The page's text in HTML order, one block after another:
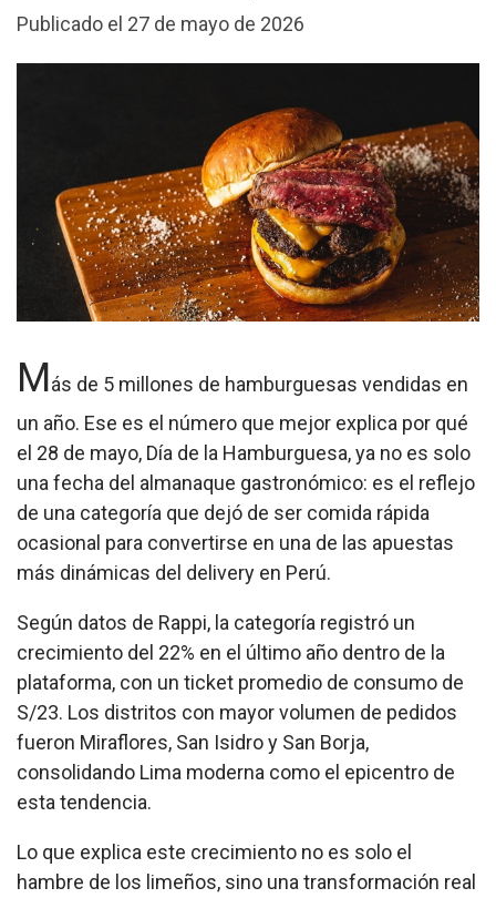
Publicado el 27 de mayo de 2026
Más de 5 millones de hamburguesas vendidas en
un año. Ese es el número que mejor explica por qué
el 28 de mayo, Día de la Hamburguesa, ya no es solo
una fecha del almanaque gastronómico: es el reflejo
de una categoría que dejó de ser comida rápida
ocasional para convertirse en una de las apuestas
más dinámicas del delivery en Perú.
Según datos de Rappi, la categoría registró un
crecimiento del 22% en el último año dentro de la
plataforma, con un ticket promedio de consumo de
S/23. Los distritos con mayor volumen de pedidos
fueron Miraflores, San Isidro y San Borja,
consolidando Lima moderna como el epicentro de
esta tendencia.
Lo que explica este crecimiento no es solo el
hambre de los limeños, sino una transformación real